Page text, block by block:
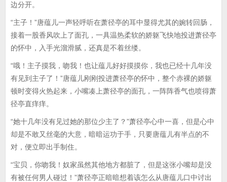
边分开。
“主子！”唐蕴儿一声轻呼听在萧径亭的耳中显得尤其的婉转回肠，
接着一股香风吹上了面孔，一具温热柔软的娇躯飞快地投进萧径亭
的怀中，入手光溜滑腻，还真是不着丝缕。
“哦！主子摸我，吻我！也让蕴儿好好摸摸你，我也已经十几年没
有见到主子了！”唐蕴儿刚刚投进萧径亭的怀中，整个赤裸的娇躯
顿时变得火热起来，小嘴凑上萧径亭的面孔，一阵阵香气也喷得萧
径亭直痒痒。
“她十几年没有见过她的那位少主了？”萧径亭心中一喜，但是心中
却是不敢又丝毫的大意，暗暗运功于手，只要唐蕴儿有半点的不
对，便立即出手制住。
“宝贝，你吻我！奴家虽然其他地方都脏了，但是这张小嘴却是没
有被任何男人碰过！”萧径亭正暗暗想着该怎么从唐蕴儿口中讨出